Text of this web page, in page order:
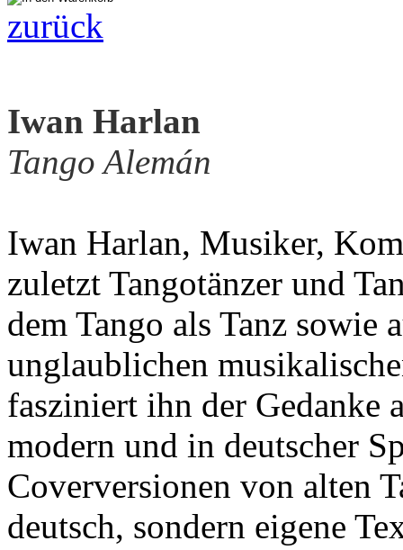
zurück
Iwan Harlan
Tango Alemán
Iwan Harlan, Musiker,
zuletzt Tangotänzer und
dem Tango als Tanz sowie
unglaublichen
fasziniert ihn der Gedanke
modern und in deutscher
Coverversionen von alten
deutsch, sondern eigene